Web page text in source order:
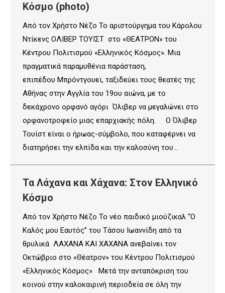
Κόσμο (photo)
Από τον Χρήστο Νέζο Το αριστούργημα του Κάρολου
Ντίκενς ΟΛΙΒΕΡ ΤΟΥΙΣΤ στο «ΘΕΑΤΡΟΝ» του
Κέντρου Πολιτισμού «Ελληνικός Κόσμος». Μια
πραγματικά παραμυθένια παράσταση,
επιπέδου Μπρόντγουεϊ, ταξιδεύει τους θεατές της
Αθήνας στην Αγγλία του 19ου αιώνα, με το
δεκάχρονο ορφανό αγόρι Όλιβερ να μεγαλώνει στο
ορφανοτροφείο μιας επαρχιακής πόλη. Ο Όλιβερ
Τουίστ είναι ο ήρωας-σύμβολο, που καταφέρνει να
διατηρήσει την ελπίδα και την καλοσύνη του…
Τα Λάχανα και Χάχανα: Στον Ελληνικό
Κόσμο
Από τον Χρήστο Νέζο Το νέο παιδικό μιούζικαλ “Ο
Καλός μου Εαυτός” του Τάσου Ιωαννίδη από τα
θρυλικά ΛΑΧΑΝΑ ΚΑΙ ΧΑΧΑΝΑ ανεβαίνει τον
Οκτώβριο στο «Θέατρον» του Κέντρου Πολιτισμού
«Ελληνικός Κόσμος» Μετά την ανταπόκριση του
κοινού στην καλοκαιρινή περιοδεία σε όλη την